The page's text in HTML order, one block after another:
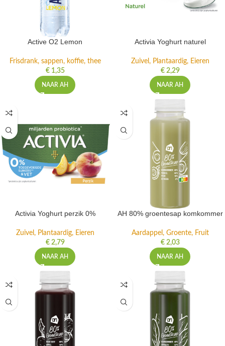
Active O2 Lemon
Frisdrank, sappen, koffie, thee
€1,35
NAAR AH
Activia Yoghurt naturel
Zuivel, Plantaardig, Eieren
€2,29
NAAR AH
Activia Yoghurt perzik 0%
Zuivel, Plantaardig, Eieren
€2,79
NAAR AH
AH 80% groentesap komkommer
Aardappel, Groente, Fruit
€2,03
NAAR AH